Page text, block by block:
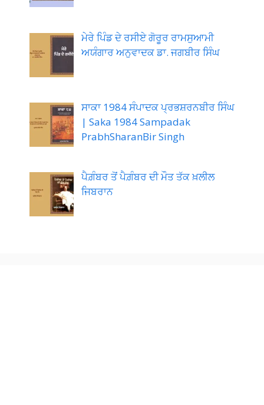
ਮੇਰੇ ਪਿੰਡ ਦੇ ਰਸੀਏ ਗੋਰੂਰ ਰਾਮਸੁਆਮੀ
ਅਯੰਗਾਰ ਅਨੁਵਾਦਕ ਡਾ. ਜਗਬੀਰ ਸਿੰਘ
ਸਾਕਾ 1984 ਸੰਪਾਦਕ ਪ੍ਰਭਸ਼ਰਨਬੀਰ ਸਿੰਘ
| Saka 1984 Sampadak
PrabhSharanBir Singh
ਪੈਗ਼ੰਬਰ ਤੋਂ ਪੈਗ਼ੰਬਰ ਦੀ ਮੌਤ ਤੱਕ ਖ਼ਲੀਲ
ਜਿਬਰਾਨ